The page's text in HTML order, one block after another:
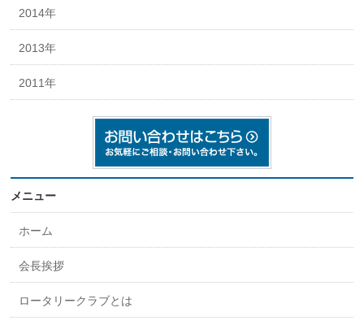
2014年
2013年
2011年
メニュー
ホーム
会長挨拶
ロータリークラブとは